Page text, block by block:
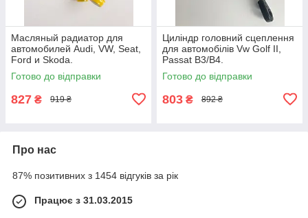
Масляный радиатор для
автомобилей Audi, VW, Seat,
Ford и Skoda.
Готово до відправки
827 ₴ 919 ₴
Циліндр головний сцеплення
для автомобілів Vw Golf II,
Passat B3/B4.
Готово до відправки
803 ₴ 892 ₴
Про нас
87% позитивних з 1454 відгуків за рік
Працює з 31.03.2015